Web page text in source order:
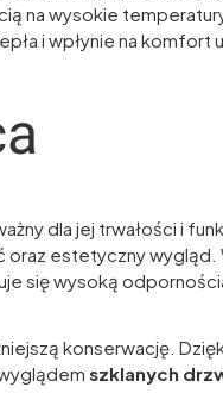
na wysokie
i wpłynie na komfort
dla jej trwałości i
estetyczny wygląd.
się wysoką
konserwację.
szklanych